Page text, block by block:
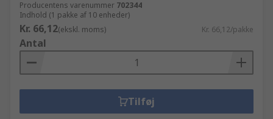
Producentens varenummer 702344
Indhold (1 pakke af 10 enheder)
Kr. 66,12(ekskl. moms) Kr. 66,12/pakke
Antal
Tilføj